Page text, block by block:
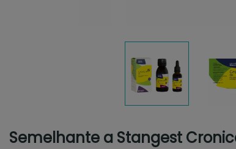
Semelhante a Stangest